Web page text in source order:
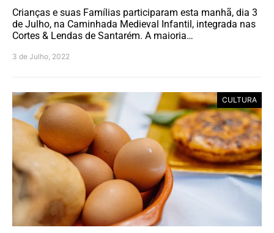
Crianças e suas Famílias participaram esta manhã, dia 3
de Julho, na Caminhada Medieval Infantil, integrada nas
Cortes & Lendas de Santarém. A maioria…
3 de Julho, 2022
CULTURA